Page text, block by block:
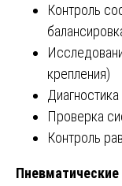
Контроль
крепления)
Проверка
Контроль